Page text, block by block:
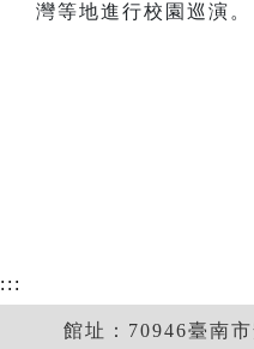
灣等地進行校園巡演。
:::
館址：70946臺南